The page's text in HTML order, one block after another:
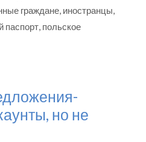
граждане, иностранцы,
паспорт, польское
но не